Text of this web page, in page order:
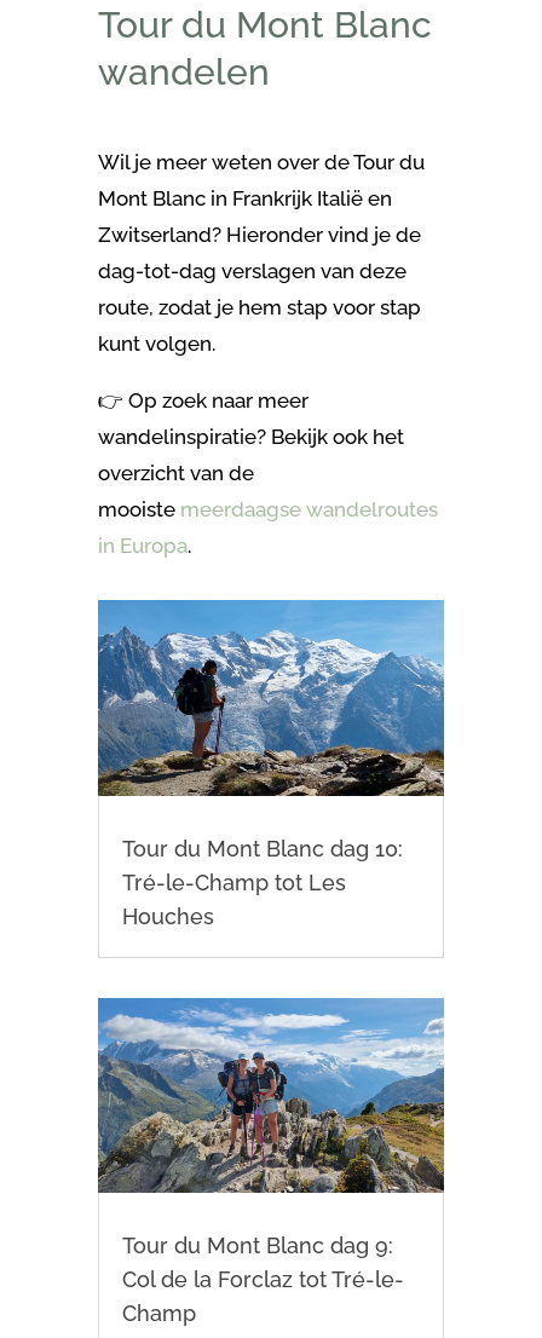
Tour du Mont Blanc
wandelen
Wil je meer weten over de Tour du
Mont Blanc in Frankrijk Italië en
Zwitserland? Hieronder vind je de
dag-tot-dag verslagen van deze
route, zodat je hem stap voor stap
kunt volgen.
👉 Op zoek naar meer
wandelinspiratie? Bekijk ook het
overzicht van de
mooiste meerdaagse wandelroutes
in Europa.
Tour du Mont Blanc dag 10:
Tré-le-Champ tot Les
Houches
Tour du Mont Blanc dag 9:
Col de la Forclaz tot Tré-le-
Champ